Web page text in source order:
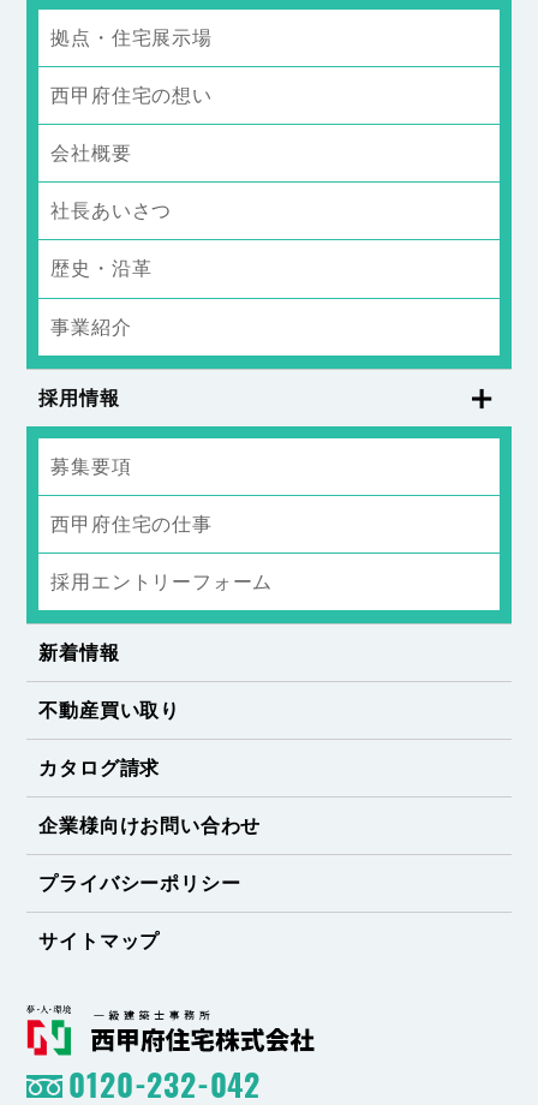
拠点・住宅展示場
西甲府住宅の想い
会社概要
社長あいさつ
歴史・沿革
事業紹介
採用情報
募集要項
西甲府住宅の仕事
採用エントリーフォーム
新着情報
不動産買い取り
カタログ請求
企業様向けお問い合わせ
プライバシーポリシー
サイトマップ
0120-232-042